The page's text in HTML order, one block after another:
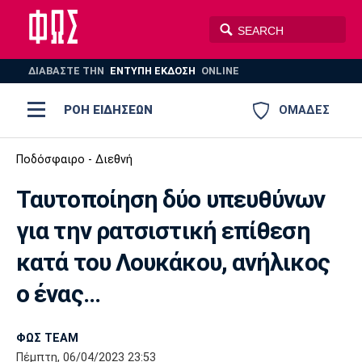
ΔΙΑΒΑΣΤΕ THN ΕΝΤΥΠΗ ΕΚΔΟΣΗ ONLINE
ΟΜΑΔΕΣ
ΡΟΗ ΕΙΔΗΣΕΩΝ
ΠΟΔΟΣΦΑΙΡΟ
ΠΟΛΟ
AUTO-MOTO PLUS
Ποδόσφαιρο
Super League 1
Super League 2
Γ Εθνική
Μπάσκετ
Ελλάδα
Εθνική
Ολυμπιακοί Αγώνες
Βόλεϊ
Ολυμπιακός ΑΕΚ ΠΑΟΚ
Ποδόσφαιρο - Διεθνή
Ταυτοποίηση δύο υπευθύνων
για την ρατσιστική επίθεση
κατά του Λουκάκου, ανήλικος
ο ένας...
ΦΩΣ TEAM
Πέμπτη, 06/04/2023 23:53